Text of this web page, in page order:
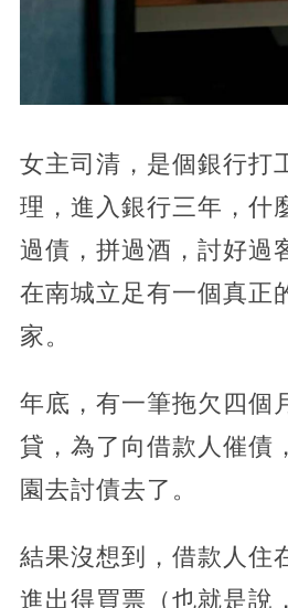
女主司清，是個銀行打
理，進入銀行三年，什
過債，拼過酒，討好過
在南城立足有一個真正
家。
年底，有一筆拖欠四個
貸，為了向借款人催債
園去討債去了。
結果沒想到，借款人住
進出得買票（也就是說